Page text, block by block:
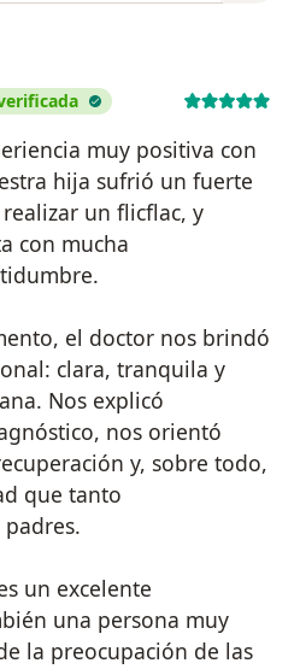
muy positiva con
hija sufrió un fuerte
un flicflac, y
con mucha
el doctor nos brindó
clara, tranquila y
Nos explicó
nos orientó
y, sobre todo,
que tanto
un excelente
una persona muy
la preocupación de las